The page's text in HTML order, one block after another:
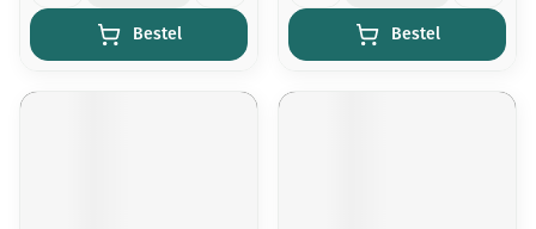
Bestel Bestel